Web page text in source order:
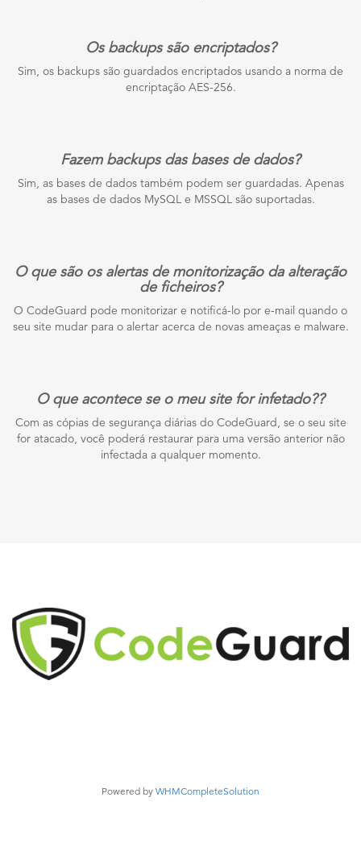
Os backups são encriptados?
Sim, os backups são guardados encriptados usando a norma de
encriptação AES-256.
Fazem backups das bases de dados?
Sim, as bases de dados também podem ser guardadas. Apenas
as bases de dados MySQL e MSSQL são suportadas.
O que são os alertas de monitorização da alteração
de ficheiros?
O CodeGuard pode monitorizar e notificá-lo por e-mail quando o
seu site mudar para o alertar acerca de novas ameaças e malware.
O que acontece se o meu site for infetado??
Com as cópias de segurança diárias do CodeGuard, se o seu site
for atacado, você poderá restaurar para uma versão anterior não
infectada a qualquer momento.
Powered by WHMCompleteSolution